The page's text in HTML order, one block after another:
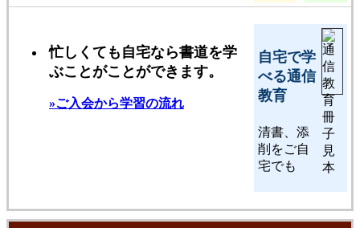
忙しくても自宅なら書道を学
ぶことがことができます。
»ご入会から学習の流れ
自宅で学
べる通信
教育
清書、添
削をご自
宅でも